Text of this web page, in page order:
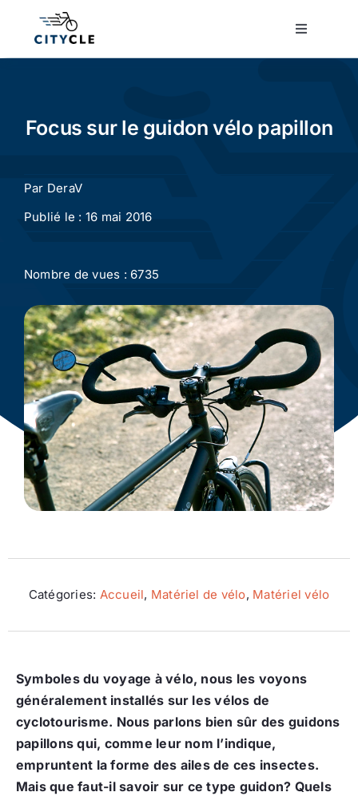
Toggle
Cyclisme urbain
Conseils
Actualité
Ecologie
Focus sur le guidon vélo papillon
Par DeraV
Publié le : 16 mai 2016
Nombre de vues : 6735
Catégories: Accueil, Matériel de vélo, Matériel vélo
Symboles du voyage à vélo, nous les voyons
généralement installés sur les vélos de
cyclotourisme. Nous parlons bien sûr des guidons
papillons qui, comme leur nom l’indique,
empruntent la forme des ailes de ces insectes.
Mais que faut-il savoir sur ce type guidon? Quels